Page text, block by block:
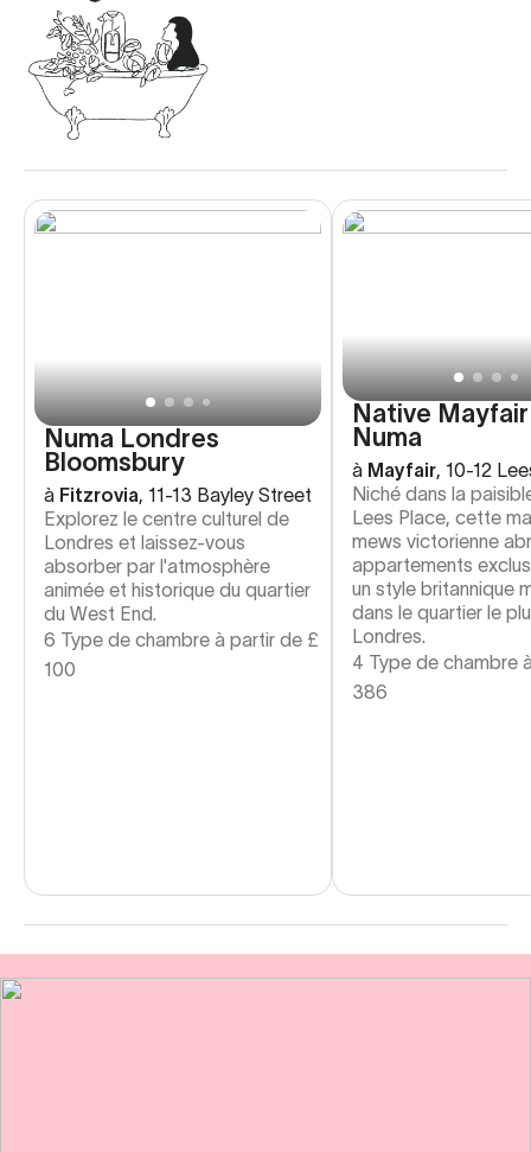
Numa Londres
Bloomsbury
à Fitzrovia 11-13 Bayley Street
Explorez le centre culturel de
Londres et laissez-vous
absorber par l'atmosphère
animée et historique du quartier
du West End.
6 Type de chambre à partir de £
100
Native
Numa
à Mayfair, 10-12
Niché dans la
Lees Place, cette
mews victorienne
appartements
un style britannique
dans le quartier le
Londres.
4 Type de chambre
386